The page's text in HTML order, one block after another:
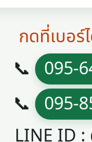
กดที่เบอร์
📞
095-
📞
095-
LINE ID